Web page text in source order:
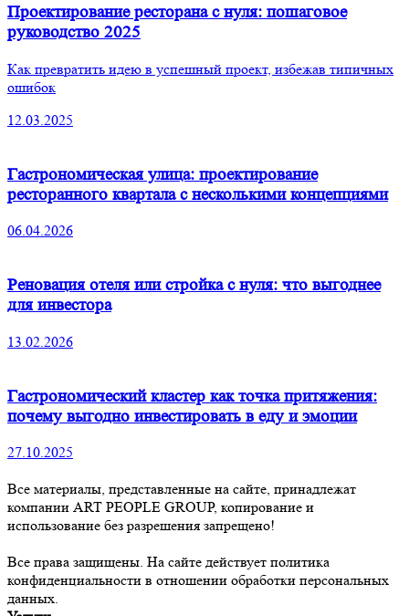
Проектирование ресторана с нуля: пошаговое
руководство 2025
Как превратить идею в успешный проект, избежав типичных
ошибок
12.03.2025
Гастрономическая улица: проектирование
ресторанного квартала с несколькими концепциями
06.04.2026
Реновация отеля или стройка с нуля: что выгоднее
для инвестора
13.02.2026
Гастрономический кластер как точка притяжения:
почему выгодно инвестировать в еду и эмоции
27.10.2025
Все материалы, представленные на сайте, принадлежат
компании ART PEOPLE GROUP, копирование и
использование без разрешения запрещено!
Все права защищены. На сайте действует политика
конфиденциальности в отношении обработки персональных
данных.